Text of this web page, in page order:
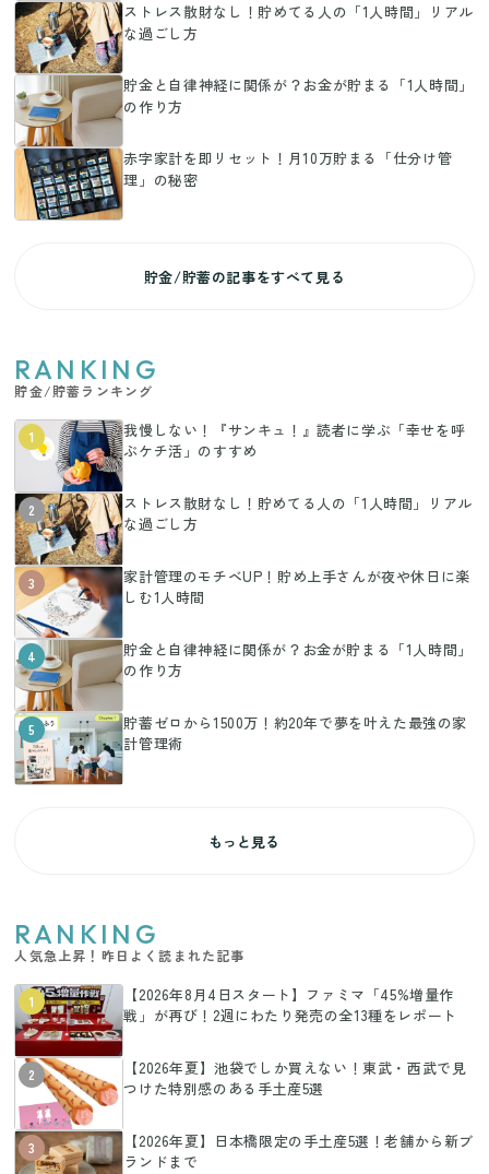
ストレス散財なし！貯めてる人の「1人時間」リアル
な過ごし方
貯金と自律神経に関係が？お金が貯まる「1人時間」
の作り方
赤字家計を即リセット！月10万貯まる「仕分け管
理」の秘密
貯金/貯蓄の記事をすべて見る
RANKING
貯金/貯蓄ランキング
1
我慢しない！『サンキュ！』読者に学ぶ「幸せを呼
ぶケチ活」のすすめ
2
ストレス散財なし！貯めてる人の「1人時間」リアル
な過ごし方
3
家計管理のモチベUP！貯め上手さんが夜や休日に楽
しむ1人時間
4
貯金と自律神経に関係が？お金が貯まる「1人時間」
の作り方
5
貯蓄ゼロから1500万！約20年で夢を叶えた最強の家
計管理術
もっと見る
RANKING
人気急上昇！昨日よく読まれた記事
1
【2026年8月4日スタート】ファミマ「45%増量作
戦」が再び！2週にわたり発売の全13種をレポート
2
【2026年夏】池袋でしか買えない！東武・西武で見
つけた特別感のある手土産5選
3
【2026年夏】日本橋限定の手土産5選！老舗から新ブ
ランドまで